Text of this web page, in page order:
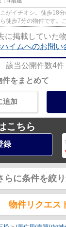
こがイチオシ。徒歩18
徒歩7分の物件です。
に掲載していた物
イムへのお問い
該当公開件数4
件をまとめて
追加
こちら
録
らに条件を絞
物件リクエス